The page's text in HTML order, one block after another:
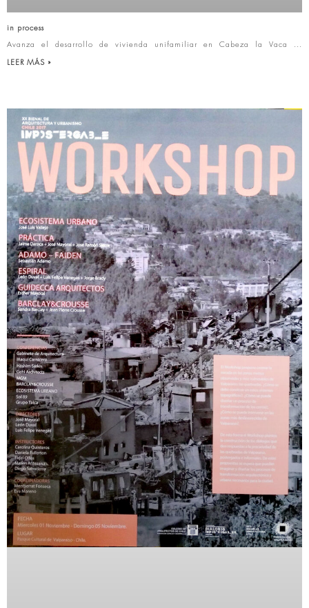
in process
Avanza el desarrollo de vivienda unifamiliar en Cabeza la Vaca
LEER MÁS »